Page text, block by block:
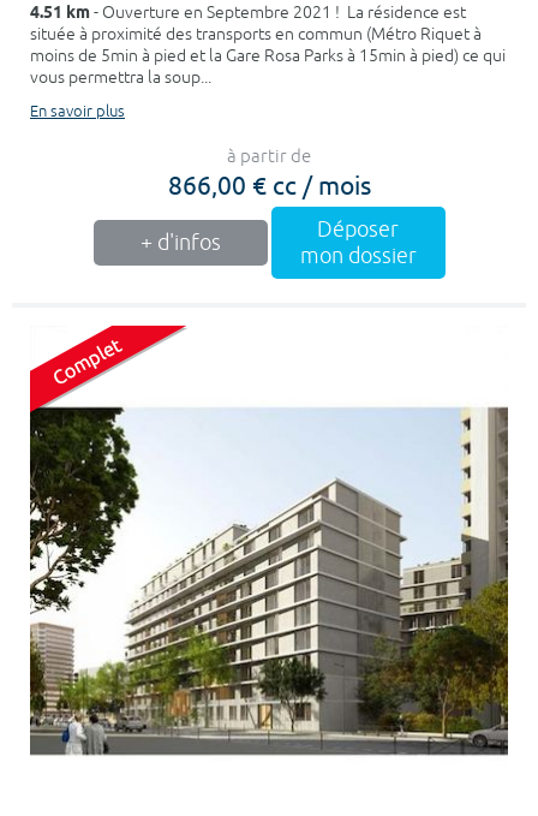
4.51 km- Ouverture en Septembre 2021 ! La résidence est
située à proximité des transports en commun (Métro Riquet à
moins de 5min à pied et la Gare Rosa Parks à 15min à pied) ce qui
vous permettra la soup...
En savoir plus
à partir de
866,00 € cc / mois
+ d'infos
Déposer
mon dossier